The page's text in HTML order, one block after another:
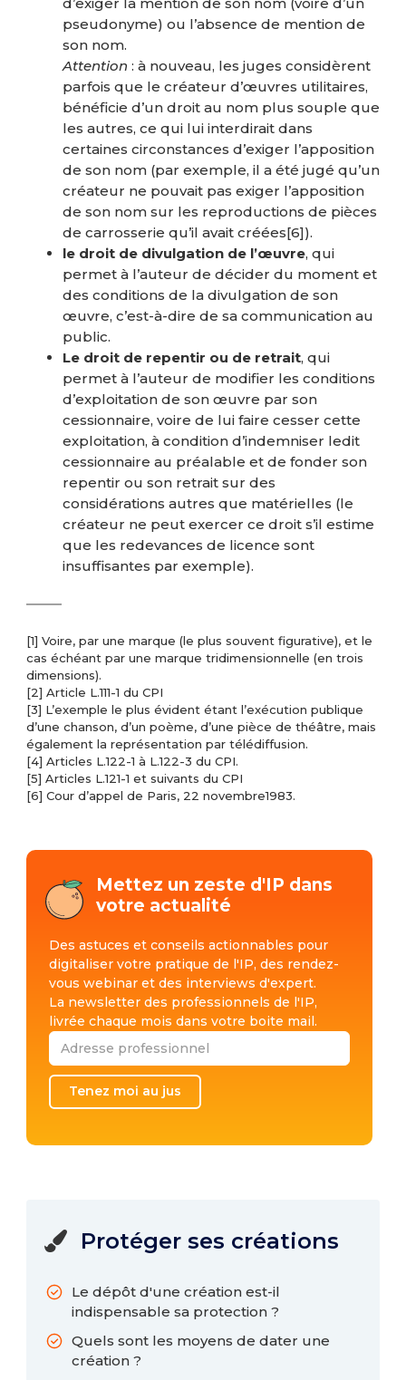
 Protéger ses créations
Le dépôt d'une création est-il
indispensable sa protection ?
Quels sont les moyens de dater une
création ?
d’exiger la mention de son nom (voire d’un
pseudonyme) ou l’absence de mention de
son nom.
Attention : à nouveau, les juges considèrent
parfois que le créateur d’œuvres utilitaires,
bénéficie d’un droit au nom plus souple que
les autres, ce qui lui interdirait dans
certaines circonstances d’exiger l’apposition
de son nom (par exemple, il a été jugé qu’un
créateur ne pouvait pas exiger l’apposition
de son nom sur les reproductions de pièces
de carrosserie qu’il avait créées[6]).
le droit de divulgation de l’œuvre, qui
permet à l’auteur de décider du moment et
des conditions de la divulgation de son
œuvre, c’est-à-dire de sa communication au
public.
Le droit de repentir ou de retrait, qui
permet à l’auteur de modifier les conditions
d’exploitation de son œuvre par son
cessionnaire, voire de lui faire cesser cette
exploitation, à condition d’indemniser ledit
cessionnaire au préalable et de fonder son
repentir ou son retrait sur des
considérations autres que matérielles (le
créateur ne peut exercer ce droit s’il estime
que les redevances de licence sont
insuffisantes par exemple).
[1] Voire, par une marque (le plus souvent figurative), et le
cas échéant par une marque tridimensionnelle (en trois
dimensions).
[2] Article L.111-1 du CPI
[3] L’exemple le plus évident étant l’exécution publique
d’une chanson, d’un poème, d’une pièce de théâtre, mais
également la représentation par télédiffusion.
[4] Articles L.122-1 à L.122-3 du CPI.
[5] Articles L.121-1 et suivants du CPI
[6] Cour d’appel de Paris, 22 novembre1983.
Mettez un zeste d'IP dans
votre actualité
Des astuces et conseils actionnables pour
digitaliser votre pratique de l'IP, des rendez-
vous webinar et des interviews d'expert.
La newsletter des professionnels de l'IP,
livrée chaque mois dans votre boite mail.